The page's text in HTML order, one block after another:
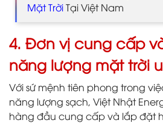
Mặt TrờiTại Việt Nam
4. Đơn vị cung cấp
năng lượng mặt trời
Với sứ mệnh tiên phong trong
năng lượng sạch, Việt Nhật
hàng đầu cung cấp và lắp đặt